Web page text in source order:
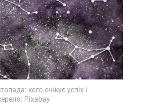
кого очікує успіх і
Pixabay